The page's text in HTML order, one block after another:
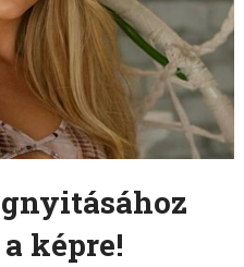
képre!